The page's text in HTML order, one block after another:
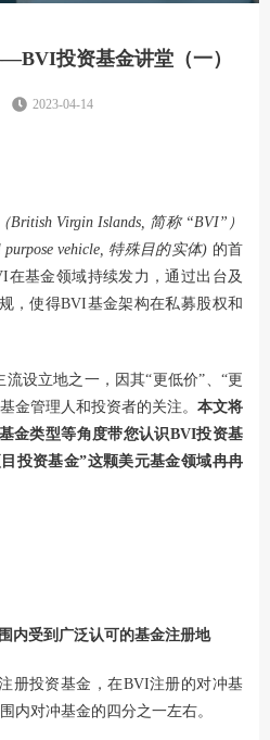
投资基金讲堂（一）
2023-04-14
（British Virgin Islands, 简称 “BVI”）
purpose vehicle, 特殊目的实体) 的首
在基金领域持续发力，通过出台及
，使得BVI基金架构在私募股权和
设立地之一，因其“更低价”、“更
金管理人和投资者的关注。 本文将
金类型等角度带您认识BVI投资基
投资基金”这颗美元基金领域冉冉
受到广泛认可的基金注册地
册投资基金，在BVI注册的对冲基
内对冲基金的四分之一左右。